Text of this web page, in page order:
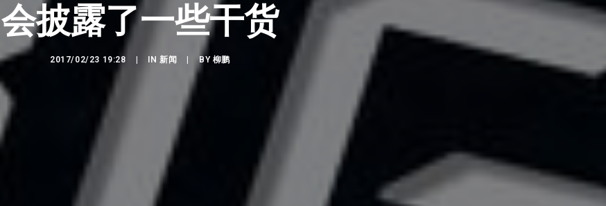
会披露了一些干货
2017/02/23 19:28 IN新闻 BY 柳鹏